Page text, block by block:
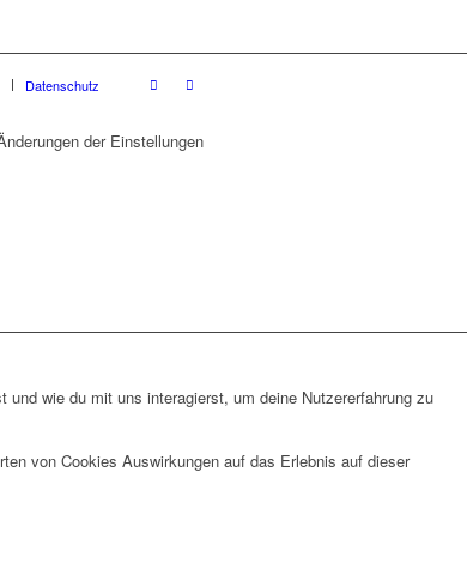
Datenschutz
der Einstellungen
wie du mit uns interagierst, um deine Nutzererfahrung zu
von Cookies Auswirkungen auf das Erlebnis auf dieser